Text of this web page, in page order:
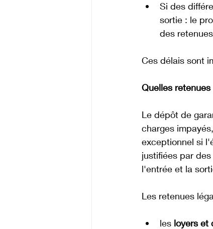
Si des
sortie : le
des
Ces délais sont
Quelles
Le dépôt de
charges
exceptionnel si
justifiées par
l'entrée et la
Les retenues
les loyers et